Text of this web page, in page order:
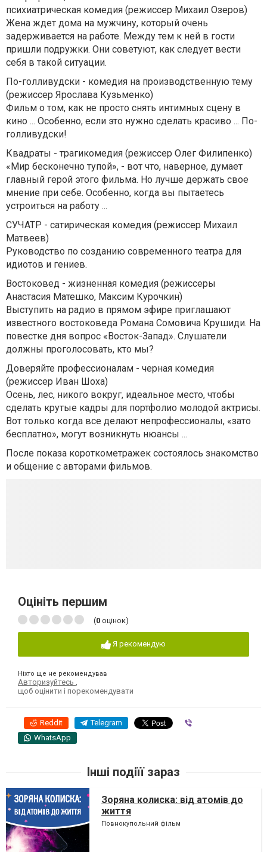
психиатрическая комедия (режиссер Михаил Озеров)
Жена ждет дома на мужчину, который очень
задерживается на работе. Между тем к ней в гости
пришли подружки. Они советуют, как следует вести
себя в такой ситуации.
По-голливудски - комедия на производственную тему
(режиссер Ярослава Кузьменко)
Фильм о том, как не просто снять интимных сцену в
кино ... Особенно, если это нужно сделать красиво ... По-
голливудски!
Квадраты - трагикомедия (режиссер Олег Филипенко)
«Мир бесконечно тупой», - вот что, наверное, думает
главный герой этого фильма. Но лучше держать свое
мнение при себе. Особенно, когда вы пытаетесь
устроиться на работу ...
СУЧАТР - сатирическая комедия (режиссер Михаил
Матвеев)
Руководство по созданию современного театра для
идиотов и гениев.
Востоковед - жизненная комедия (режиссеры
Анастасия Матешко, Максим Курочкин)
Выступить на радио в прямом эфире приглашают
известного востоковеда Романа Сомовича Крушиди. На
повестке дня вопрос «Восток-Запад». Слушатели
должны проголосовать, кто мы?
Доверяйте профессионалам - черная комедия
(режиссер Иван Шоха)
Осень, лес, никого вокруг, идеальное место, чтобы
сделать крутые кадры для портфолио молодой актрисы.
Вот только когда все делают непрофессионалы, «зато
бесплатно», могут возникнуть нюансы ...
После показа короткометражек состоялось знакомство
и общение с авторами фильмов.
Оцініть першим
(0 оцінок)
Я рекомендую
Ніхто ще не рекомендував
Авторизуйтесь
щоб оцінити і порекомендувати
Reddit Telegram
WhatsApp
Інші подіїї зараз
Зоряна колиска: від атомів до
життя
Повнокупольний фільм